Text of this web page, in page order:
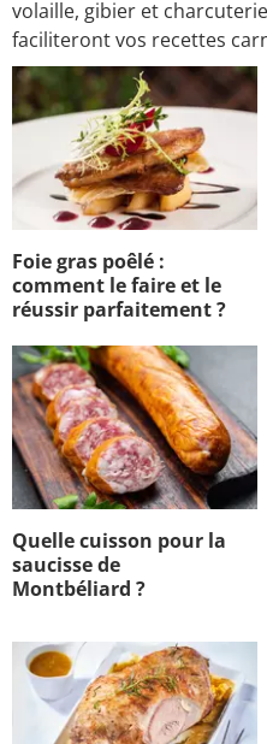
volaille, gibier et
faciliteront vos recettes
Foie gras poêlé :
comment le faire et le
réussir parfaitement ?
Quelle cuisson pour la
saucisse de
Montbéliard ?